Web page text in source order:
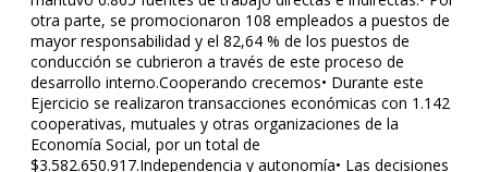
otra parte, se promocionaron 108 empleados a puestos de
mayor responsabilidad y el 82,64 % de los puestos de
conducción se cubrieron a través de este proceso de
desarrollo interno.Cooperando crecemos• Durante este
Ejercicio se realizaron transacciones económicas con 1.142
cooperativas, mutuales y otras organizaciones de la
Economía Social, por un total de
$3.582.650.917.Independencia y autonomía• Las decisiones
Jun 23, 2020